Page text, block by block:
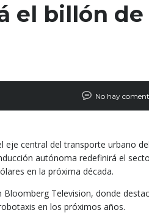
el billón de
No hay
eje central del transporte urbano del
autónoma redefinirá el
en la próxima década.
Television, donde
en los próximos años.